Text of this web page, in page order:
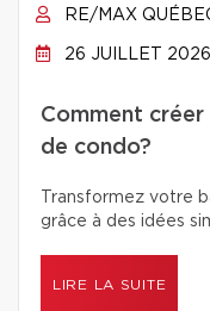
RE/MAX
26 JUILLET 2026
Comment
de condo?
Transformez votre
grâce à des idées
LIRE LA SUITE